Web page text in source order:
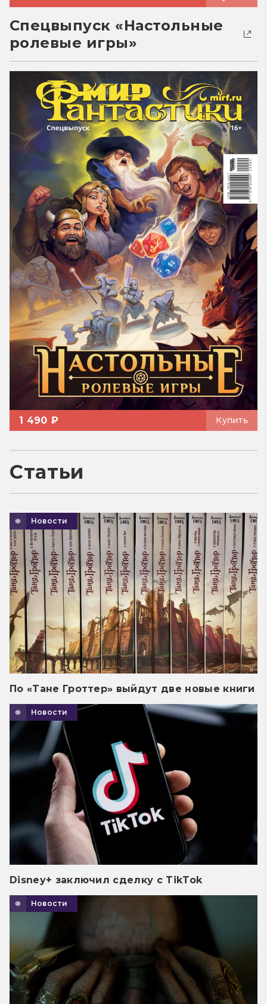
Спецвыпуск «Настольные
ролевые игры»
1 490 ₽ Купить
Статьи
Новости
По «Тане Гроттер» выйдут две новые книги
Новости
Disney+ заключил сделку с TikTok
Новости